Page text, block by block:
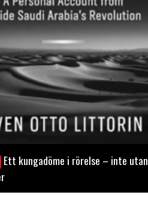
Ett kungadöme i rörelse – inte utan